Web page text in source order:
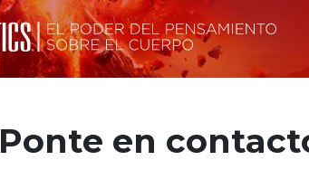
Ponte en